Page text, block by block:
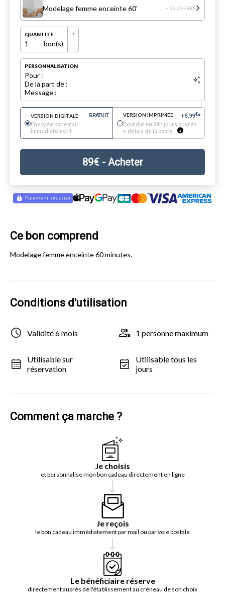
Modelage femme enceinte 60' + 23 OFFRES
QUANTITÉ
1 bon(s)
PERSONNALISATION
Pour :
De la part de :
Message :
VERSION DIGITALE GRATUIT
Envoyée par email
immédiatement
VERSION IMPRIMÉE +5.99€*
Expédié en 24h jours ouvrés
+ délais de la poste.
89€- Acheter
Ce bon comprend
Modelage femme enceinte 60 minutes.
Conditions d'utilisation
Validité 6 mois 1 personne maximum
Utilisable sur
réservation
Utilisable tous les
jours
Comment ça marche ?
Je choisis
et personnalise mon bon cadeau directement en ligne
Je reçois
le bon cadeau immédiatement par mail ou par voie postale
Le bénéficiaire réserve
directement auprès de l'établissement au créneau de son choix